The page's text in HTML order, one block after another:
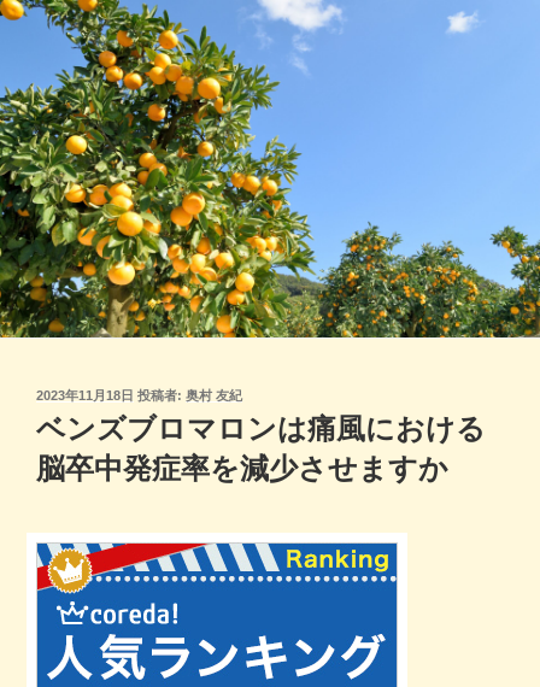
コ
ン
ツ
へ
ス
キ
ッ
プ
投
日:
2023年11月18日 投稿者: 奥村 友紀
ベンズブロマロンは痛風における
脳卒中発症率を減少させますか